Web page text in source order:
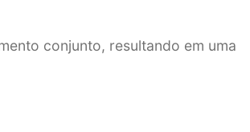
conjunto, resultando em uma